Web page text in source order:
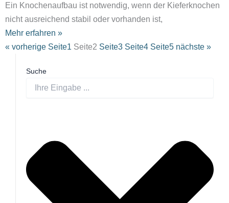
Ein Knochenaufbau ist notwendig, wenn der Kieferknochen
nicht ausreichend stabil oder vorhanden ist,
Mehr erfahren »
« vorherige Seite1 Seite2 Seite3 Seite4 Seite5 nächste »
Suche